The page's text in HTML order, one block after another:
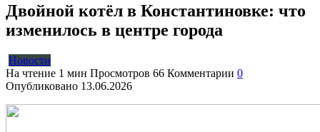
Двойной котёл в Константиновке: что
изменилось в центре города
Новости
На чтение 1 мин Просмотров 66 Комментарии 0
Опубликовано 13.06.2026